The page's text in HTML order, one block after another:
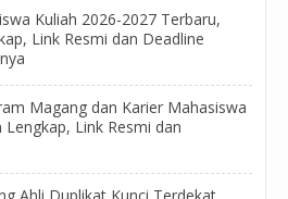
Kuliah 2026-2027 Terbaru,
Link Resmi dan Deadline
Magang dan Karier Mahasiswa
Lengkap, Link Resmi dan